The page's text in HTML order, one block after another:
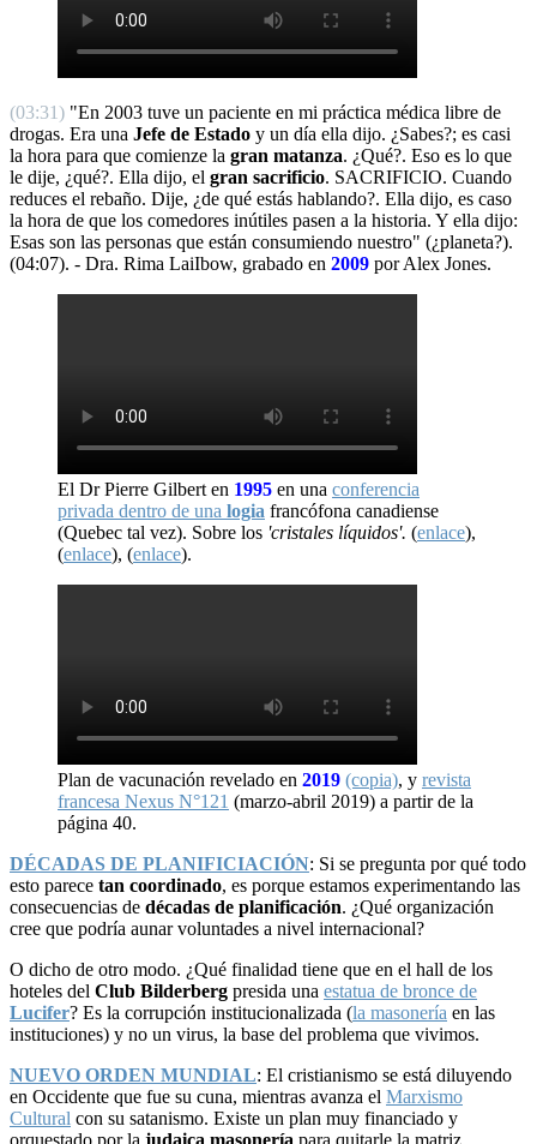
(03:31) "En 2003 tuve un paciente en mi práctica médica libre de
drogas. Era una Jefe de Estado y un día ella dijo. ¿Sabes?; es casi
la hora para que comienze la gran matanza. ¿Qué?. Eso es lo que
le dije, ¿qué?. Ella dijo, el gran sacrificio. SACRIFICIO. Cuando
reduces el rebaño. Dije, ¿de qué estás hablando?. Ella dijo, es caso
la hora de que los comedores inútiles pasen a la historia. Y ella dijo:
Esas son las personas que están consumiendo nuestro" (¿planeta?).
(04:07). - Dra. Rima LaiIbow, grabado en 2009 por Alex Jones.
El Dr Pierre Gilbert en 1995 en una conferencia
privada dentro de una logia francófona canadiense
(Quebec tal vez). Sobre los 'cristales líquidos'. (enlace),
(enlace), (enlace).
Plan de vacunación revelado en 2019 (copia), y revista
francesa Nexus N°121 (marzo-abril 2019) a partir de la
página 40.
DÉCADAS DE PLANIFICIACIÓN: Si se pregunta por qué todo
esto parece tan coordinado, es porque estamos experimentando las
consecuencias de décadas de planificación. ¿Qué organización
cree que podría aunar voluntades a nivel internacional?
O dicho de otro modo. ¿Qué finalidad tiene que en el hall de los
hoteles del Club Bilderberg presida una estatua de bronce de
Lucifer? Es la corrupción institucionalizada (la masonería en las
instituciones) y no un virus, la base del problema que vivimos.
NUEVO ORDEN MUNDIAL: El cristianismo se está diluyendo
en Occidente que fue su cuna, mientras avanza el Marxismo
Cultural con su satanismo. Existe un plan muy financiado y
orquestado por la judaica masonería para quitarle la matriz